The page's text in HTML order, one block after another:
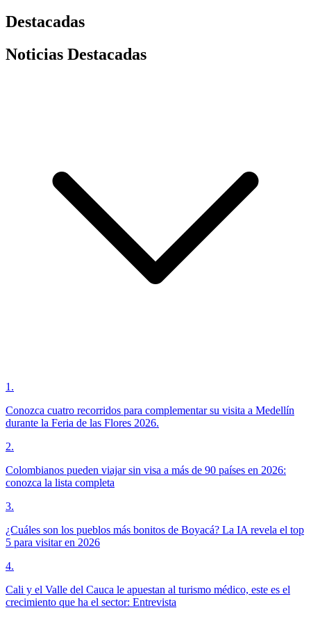
Destacadas
Noticias Destacadas
1 .
Conozca cuatro recorridos para complementar su visita a Medellín
durante la Feria de las Flores 2026.
2.
Colombianos pueden viajar sin visa a más de 90 países en 2026:
conozca la lista completa
3.
¿Cuáles son los pueblos más bonitos de Boyacá? La IA revela el top
5 para visitar en 2026
4.
Cali y el Valle del Cauca le apuestan al turismo médico, este es el
crecimiento que ha el sector: Entrevista